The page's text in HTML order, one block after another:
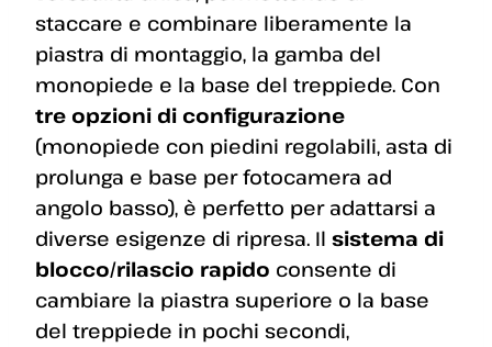
staccare e combinare liberamente la
piastra di montaggio, la gamba del
monopiede e la base del treppiede. Con
tre opzioni di configurazione
(monopiede con piedini regolabili, asta di
prolunga e base per fotocamera ad
angolo basso), è perfetto per adattarsi a
diverse esigenze di ripresa. Il sistema di
blocco/rilascio rapido consente di
cambiare la piastra superiore o la base
del treppiede in pochi secondi,